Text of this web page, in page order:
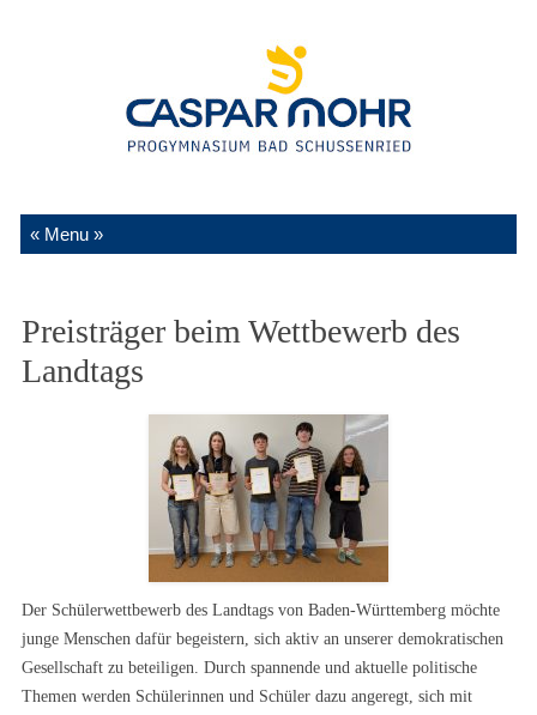
Zum Inhalt springen
Preisträger beim Wettbewerb des
Landtags
Der Schülerwettbewerb des Landtags von Baden-Württemberg möchte
junge Menschen dafür begeistern, sich aktiv an unserer demokratischen
Gesellschaft zu beteiligen. Durch spannende und aktuelle politische
Themen werden Schülerinnen und Schüler dazu angeregt, sich mit